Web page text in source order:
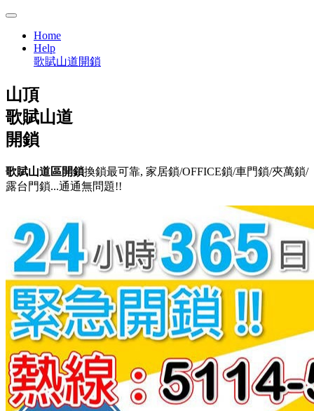
Home
Help
歌賦山道開鎖
山頂
歌賦山道
開鎖
歌賦山道區開鎖換鎖最可靠, 家居鎖/OFFICE鎖/車門鎖/夾萬鎖/
露台門鎖...通通無問題!!